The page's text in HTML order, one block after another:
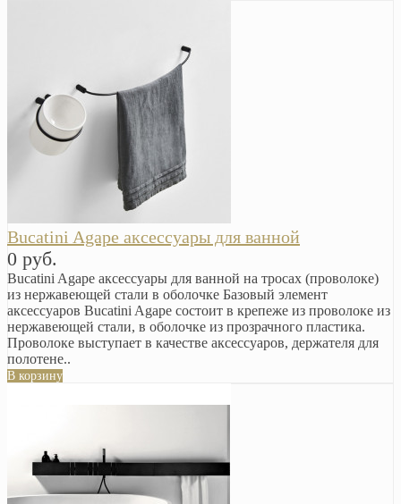
Bucatini Agape аксессуары для ванной
0 руб.
Bucatini Agape аксессуары для ванной на тросах (проволоке)
из нержавеющей стали в оболочке Базовый элемент
аксессуаров Bucatini Agape состоит в крепеже из проволоке из
нержавеющей стали, в оболочке из прозрачного пластика.
Проволоке выступает в качестве аксессуаров, держателя для
полотене..
В корзину